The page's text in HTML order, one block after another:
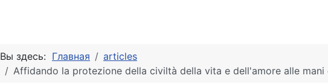
Вы здесь: Главная
articles
Affidando la protezione della civiltà della vita e dell'amore alle mani